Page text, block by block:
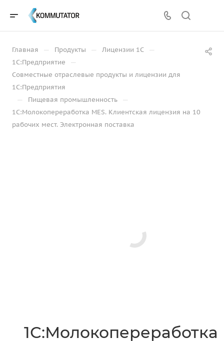
Главная — Продукты — Лицензии 1С —
1С:Предприятие —
Совместные отраслевые продукты и лицензии для
1С:Предприятия
— Пищевая промышленность —
1С:Молокопереработка MES. Клиентская лицензия на 10
рабочих мест. Электронная поставка
1С:Молокопереработка